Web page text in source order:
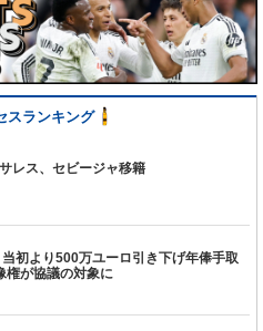
ードも同じように大きな
驚いたことは。勝利への
自分たちは一つに団結し
と。だけど1試合ずつ。次
。それが成功への一歩。
てシーズン最初のタイト
描いている。
スランキング
レス、セビージャ移籍
初より500万ユーロ引き下げ年俸手取
権が協議の対象に